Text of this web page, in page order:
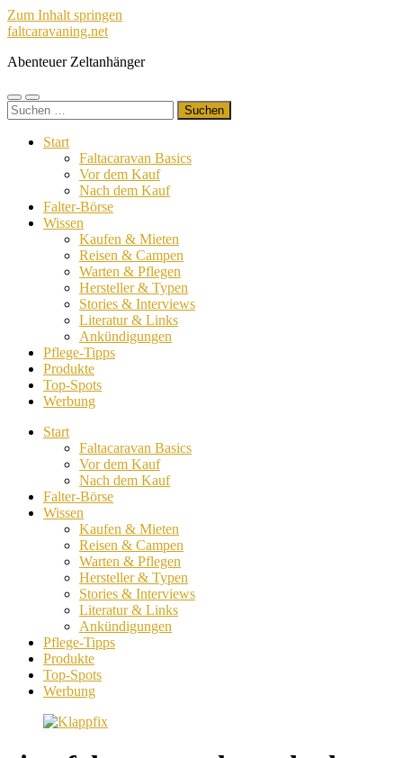
Zum Inhalt springen
faltcaravaning.net
Abenteuer Zeltanhänger
Mobile-
Menü
Suchfeld
ein-/ausblenden
Suchen
nach:
Start
Faltacaravan Basics
Vor dem Kauf
Nach dem Kauf
Falter-Börse
Wissen
Kaufen & Mieten
Reisen & Campen
Warten & Pflegen
Hersteller & Typen
Stories & Interviews
Literatur & Links
Ankündigungen
Pflege-Tipps
Produkte
Top-Spots
Werbung
Start
Faltacaravan Basics
Vor dem Kauf
Nach dem Kauf
Falter-Börse
Wissen
Kaufen & Mieten
Reisen & Campen
Warten & Pflegen
Hersteller & Typen
Stories & Interviews
Literatur & Links
Ankündigungen
Pflege-Tipps
Produkte
Top-Spots
Werbung